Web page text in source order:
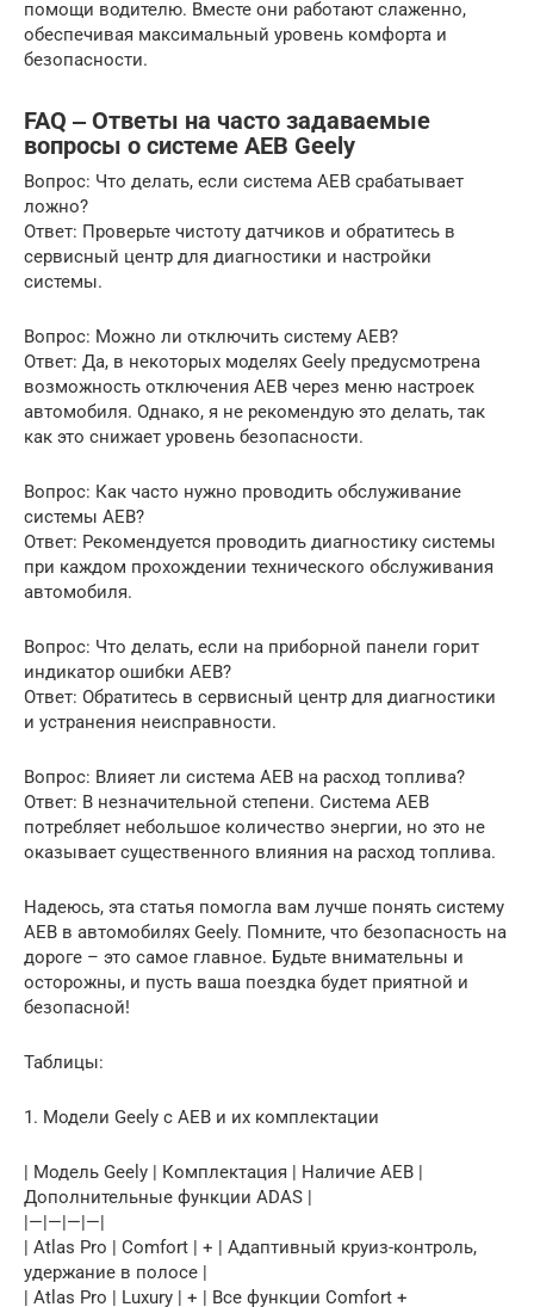
помощи водителю. Вместе они работают слаженно,
обеспечивая максимальный уровень комфорта и
безопасности.
FAQ ‒ Ответы на часто задаваемые
вопросы о системе AEB Geely
Вопрос: Что делать, если система AEB срабатывает
ложно?
Ответ: Проверьте чистоту датчиков и обратитесь в
сервисный центр для диагностики и настройки
системы.
Вопрос: Можно ли отключить систему AEB?
Ответ: Да, в некоторых моделях Geely предусмотрена
возможность отключения AEB через меню настроек
автомобиля. Однако, я не рекомендую это делать, так
как это снижает уровень безопасности.
Вопрос: Как часто нужно проводить обслуживание
системы AEB?
Ответ: Рекомендуется проводить диагностику системы
при каждом прохождении технического обслуживания
автомобиля.
Вопрос: Что делать, если на приборной панели горит
индикатор ошибки AEB?
Ответ: Обратитесь в сервисный центр для диагностики
и устранения неисправности.
Вопрос: Влияет ли система AEB на расход топлива?
Ответ: В незначительной степени. Система AEB
потребляет небольшое количество энергии, но это не
оказывает существенного влияния на расход топлива.
Надеюсь, эта статья помогла вам лучше понять систему
AEB в автомобилях Geely. Помните, что безопасность на
дороге – это самое главное. Будьте внимательны и
осторожны, и пусть ваша поездка будет приятной и
безопасной!
Таблицы:
1. Модели Geely с AEB и их комплектации
| Модель Geely | Комплектация | Наличие AEB |
Дополнительные функции ADAS |
|—|—|—|—|
| Atlas Pro | Comfort | + | Адаптивный круиз-контроль,
удержание в полосе |
| Atlas Pro | Luxury | + | Все функции Comfort +